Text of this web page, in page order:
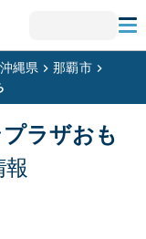
沖縄県
那覇市
ラザおも
報